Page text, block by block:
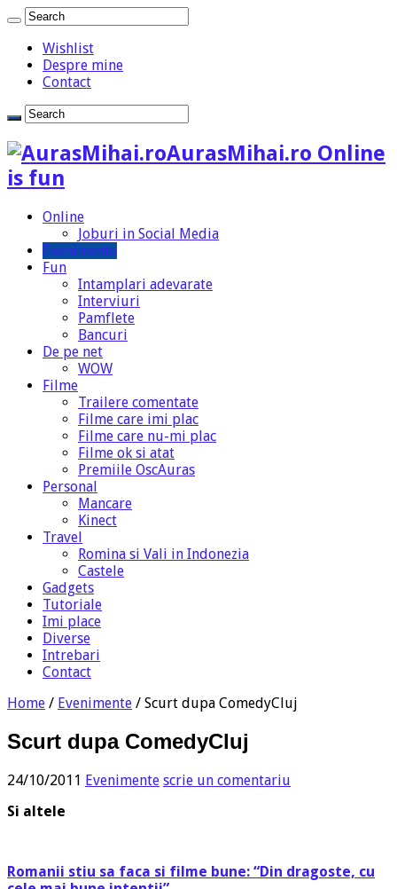
Wishlist
Despre mine
Contact
AurasMihai.ro Online
is fun
Online
Joburi in Social Media
Evenimente
Fun
Intamplari adevarate
Interviuri
Pamflete
Bancuri
De pe net
WOW
Filme
Trailere comentate
Filme care imi plac
Filme care nu-mi plac
Filme ok si atat
Premiile OscAuras
Personal
Mancare
Kinect
Travel
Romina si Vali in Indonezia
Castele
Gadgets
Tutoriale
Imi place
Diverse
Intrebari
Contact
Home / Evenimente / Scurt dupa ComedyCluj
Scurt dupa ComedyCluj
24/10/2011 Evenimente scrie un comentariu
Si altele
Romanii stiu sa faca si filme bune: “Din dragoste, cu